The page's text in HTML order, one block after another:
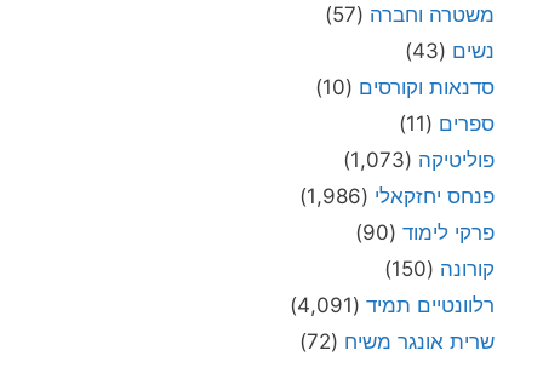
משטרה וחברה (57)
נשים (43)
סדנאות וקורסים (10)
ספרים (11)
פוליטיקה (1,073)
פנחס יחזקאלי (1,986)
פרקי לימוד (90)
קורונה (150)
רלוונטיים תמיד (4,091)
שרית אונגר משיח (72)